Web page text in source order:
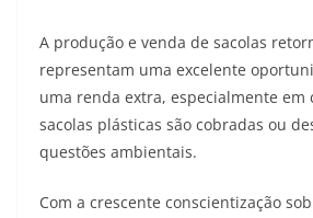
A produção e venda de sacolas
representam uma excelente
uma renda extra, especialmente em
sacolas plásticas são cobradas ou
questões ambientais.
Com a crescente conscientização